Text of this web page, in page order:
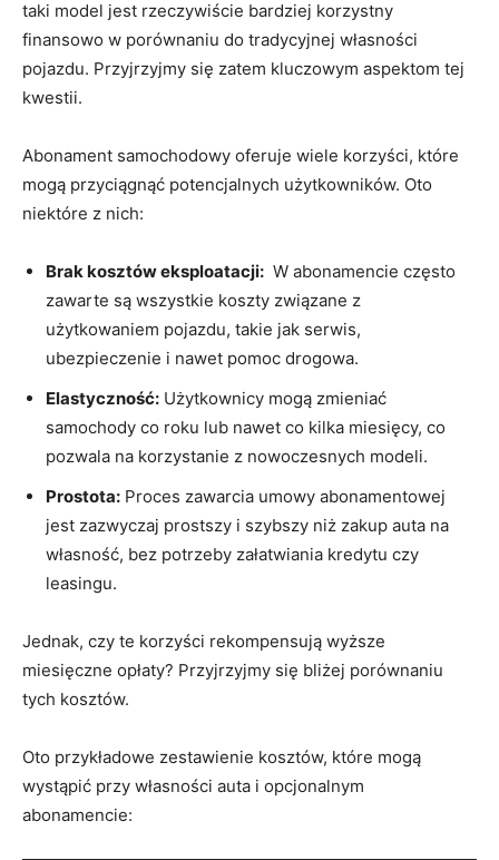
taki ⁤model jest‍ rzeczywiście bardziej korzystny
finansowo w porównaniu do tradycyjnej własności
pojazdu. Przyjrzyjmy się zatem kluczowym aspektom ‍tej
kwestii.
Abonament samochodowy oferuje wiele korzyści, które
mogą przyciągnąć potencjalnych użytkowników. Oto
niektóre z nich:
Brak ‌kosztów eksploatacji: ‌ W abonamencie często
‍zawarte są wszystkie koszty związane⁣ z
użytkowaniem pojazdu, takie jak serwis,‌
ubezpieczenie i nawet pomoc drogowa.
Elastyczność: Użytkownicy ‌mogą zmieniać
⁤samochody co roku lub nawet co kilka ⁢miesięcy, co
pozwala na korzystanie z nowoczesnych modeli.
Prostota: Proces zawarcia umowy abonamentowej
jest zazwyczaj prostszy i szybszy niż zakup auta ⁣na
własność, bez potrzeby załatwiania kredytu czy
leasingu.
Jednak, czy te korzyści rekompensują wyższe
‌miesięczne opłaty? Przyjrzyjmy ⁤się bliżej porównaniu
tych kosztów.
Oto przykładowe zestawienie kosztów, które ⁤mogą
wystąpić przy własności‌ auta i opcjonalnym
abonamencie: